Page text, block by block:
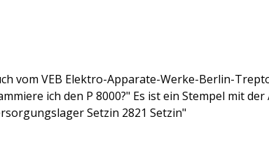
vom VEB Elektro-Apparate-Werke-Berlin-
ich den P 8000?" Es ist ein Stempel mit
Setzin 2821 Setzin"